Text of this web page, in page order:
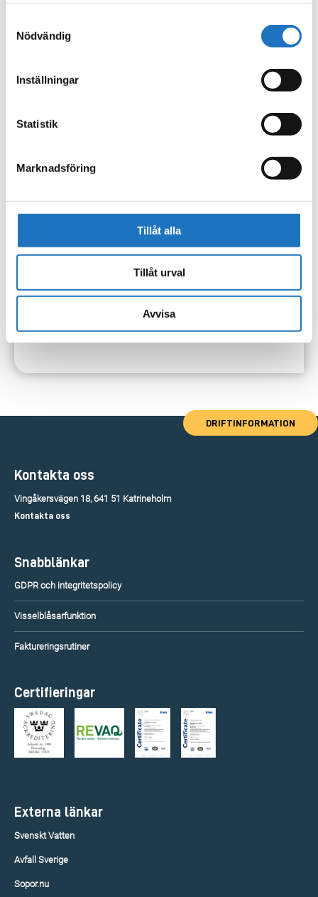
Nödvändig
Inställningar
Statistik
Marknadsföring
Tillåt alla
Tillåt urval
Avvisa
DRIFTINFORMATION
Kontakta oss
Vingåkersvägen 18, 641 51 Katrineholm
Kontakta oss
Snabblänkar
GDPR och integritetspolicy
Visselblåsarfunktion
Faktureringsrutiner
Certifieringar
Externa länkar
Svenskt Vatten
Avfall Sverige
Sopor.nu